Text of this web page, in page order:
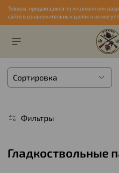
Товары, продающиеся по лицензии или
сайте в ознакомительных целях и не
Фильтры
Гладкоствольные